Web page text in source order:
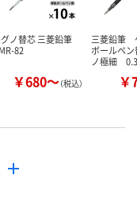
ノ替芯 三菱鉛筆
82
￥680～（税込）
三菱鉛筆
ボールペ
ノ極細
￥